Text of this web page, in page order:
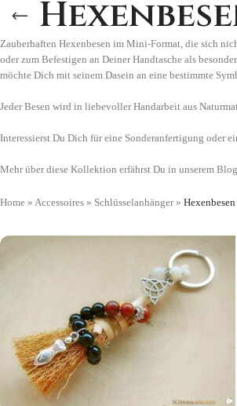
Zauberhaften Hexenbesen im Mini-Format, die sich
oder zum Befestigen an Deiner Handtasche als
möchte Dich mit seinem Dasein an eine bestimmte
Jeder Besen wird in liebevoller Handarbeit aus
Interessierst Du Dich für eine Sonderanfertigung oder
Mehr über diese Kollektion erfährst Du in unserem
Home » Accessoires » Schlüsselanhänger»